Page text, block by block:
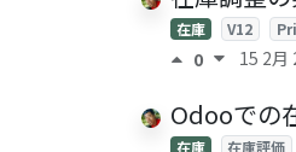
在庫 V12
0 15 2月
Odooでの
在庫 在庫評価